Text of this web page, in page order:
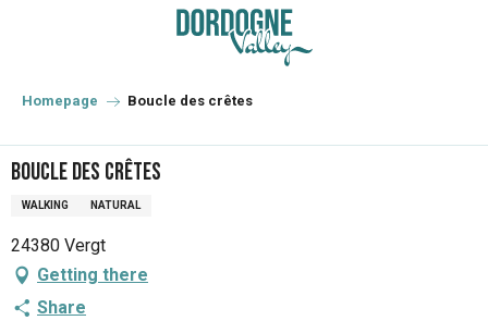
principal
Homepage Boucle des crêtes
Boucle des crêtes
WALKING NATURAL
24380 Vergt
Getting there
Share